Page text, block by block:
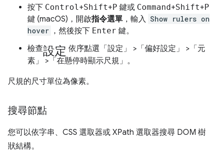
按下 Control+Shift+ P 鍵或 Command+Shift+ P
鍵 (macOS)，開啟指令選單 ，輸入 Show rulers on
hover ，然後按下 Enter 鍵。
檢查設定 依序點選「設定」 >「偏好設定」
>「元
素」
>「在懸停時顯示尺規」 。
尺規的尺寸單位為像素。
搜尋節點
您可以依字串、CSS 選取器或 XPath 選取器搜尋 DOM 樹
狀結構。